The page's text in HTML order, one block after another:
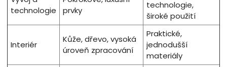
technologie
prvky
technologie,
široké použití
Interiér
Kůže, dřevo, vysoká
úroveň zpracování
Praktické,
jednodušší
materiály